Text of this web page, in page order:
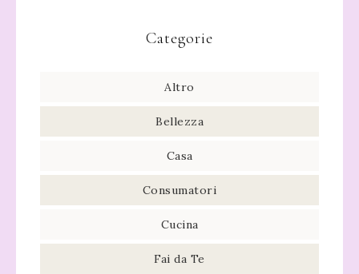
Categorie
Altro
Bellezza
Casa
Consumatori
Cucina
Fai da Te